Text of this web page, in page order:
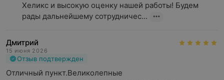
Хеликс и высокую оценку нашей работы! Будем
рады дальнейшему сотрудничес...
Дмитрий
15 июня 2026
Отзыв подтвержден
Отличный пункт.Великолепные